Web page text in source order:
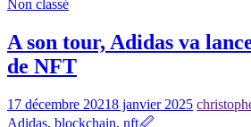
Non classé
A son tour, Adidas va
de NFT
17 décembre 20218 janvier 2025
Adidas, blockchain, nft🖉